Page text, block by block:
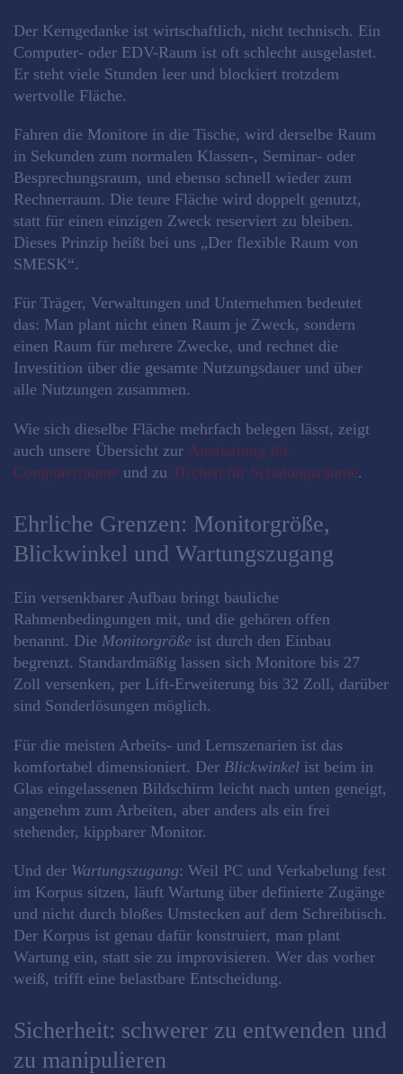
Der Kerngedanke ist wirtschaftlich, nicht technisch. Ein
Computer- oder EDV-Raum ist oft schlecht ausgelastet.
Er steht viele Stunden leer und blockiert trotzdem
wertvolle Fläche.
Fahren die Monitore in die Tische, wird derselbe Raum
in Sekunden zum normalen Klassen-, Seminar- oder
Besprechungsraum, und ebenso schnell wieder zum
Rechnerraum. Die teure Fläche wird doppelt genutzt,
statt für einen einzigen Zweck reserviert zu bleiben.
Dieses Prinzip heißt bei uns „Der flexible Raum von
SMESK“.
Für Träger, Verwaltungen und Unternehmen bedeutet
das: Man plant nicht einen Raum je Zweck, sondern
einen Raum für mehrere Zwecke, und rechnet die
Investition über die gesamte Nutzungsdauer und über
alle Nutzungen zusammen.
Wie sich dieselbe Fläche mehrfach belegen lässt, zeigt
auch unsere Übersicht zur Ausstattung für
Computerräume und zu Tischen für Schulungsräume.
Ehrliche Grenzen: Monitorgröße,
Blickwinkel und Wartungszugang
Ein versenkbarer Aufbau bringt bauliche
Rahmenbedingungen mit, und die gehören offen
benannt. Die Monitorgröße ist durch den Einbau
begrenzt. Standardmäßig lassen sich Monitore bis 27
Zoll versenken, per Lift-Erweiterung bis 32 Zoll, darüber
sind Sonderlösungen möglich.
Für die meisten Arbeits- und Lernszenarien ist das
komfortabel dimensioniert. Der Blickwinkel ist beim in
Glas eingelassenen Bildschirm leicht nach unten geneigt,
angenehm zum Arbeiten, aber anders als ein frei
stehender, kippbarer Monitor.
Und der Wartungszugang: Weil PC und Verkabelung fest
im Korpus sitzen, läuft Wartung über definierte Zugänge
und nicht durch bloßes Umstecken auf dem Schreibtisch.
Der Korpus ist genau dafür konstruiert, man plant
Wartung ein, statt sie zu improvisieren. Wer das vorher
weiß, trifft eine belastbare Entscheidung.
Sicherheit: schwerer zu entwenden und
zu manipulieren